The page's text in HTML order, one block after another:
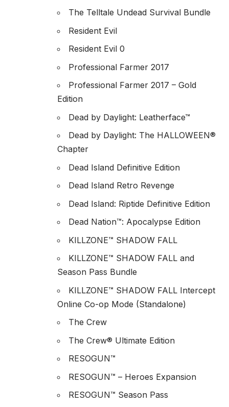
The Telltale Undead Survival Bundle
Resident Evil
Resident Evil 0
Professional Farmer 2017
Professional Farmer 2017 – Gold
Edition
Dead by Daylight: Leatherface™
Dead by Daylight: The HALLOWEEN®
Chapter
Dead Island Definitive Edition
Dead Island Retro Revenge
Dead Island: Riptide Definitive Edition
Dead Nation™: Apocalypse Edition
KILLZONE™ SHADOW FALL
KILLZONE™ SHADOW FALL and
Season Pass Bundle
KILLZONE™ SHADOW FALL Intercept
Online Co-op Mode (Standalone)
The Crew
The Crew® Ultimate Edition
RESOGUN™
RESOGUN™ – Heroes Expansion
RESOGUN™ Season Pass